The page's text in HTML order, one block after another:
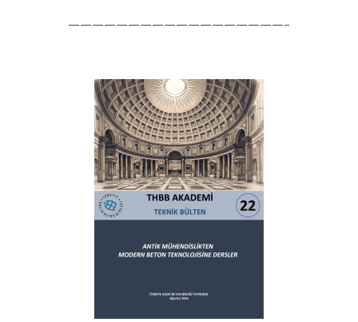
——————————————————–